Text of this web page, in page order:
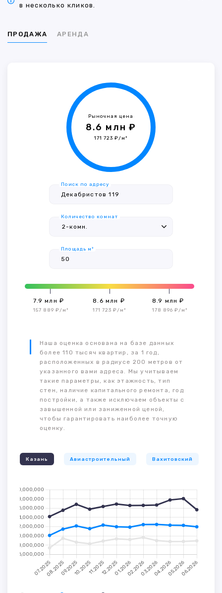
в несколько кликов.
ПРОДАЖА АРЕНДА
Рыночная цена
8.6 млн ₽
171 723 ₽/м²
Поиск по адресу
Количество комнат
Площадь м²
7.9 млн ₽
157 889 ₽/м²
8.6 млн ₽
171 723 ₽/м²
8.9 млн ₽
178 896 ₽/м²
Наша оценка основана на базе данных
более 110 тысяч квартир, за 1 год,
расположенных в радиусе 200 метров от
указанного вами адреса. Мы учитываем
такие параметры, как этажность, тип
стен, наличие капитального ремонта, год
постройки, а также исключаем объекты с
завышенной или заниженной ценой,
чтобы гарантировать наиболее точную
оценку.
Казань Авиастроительный Вахитовский